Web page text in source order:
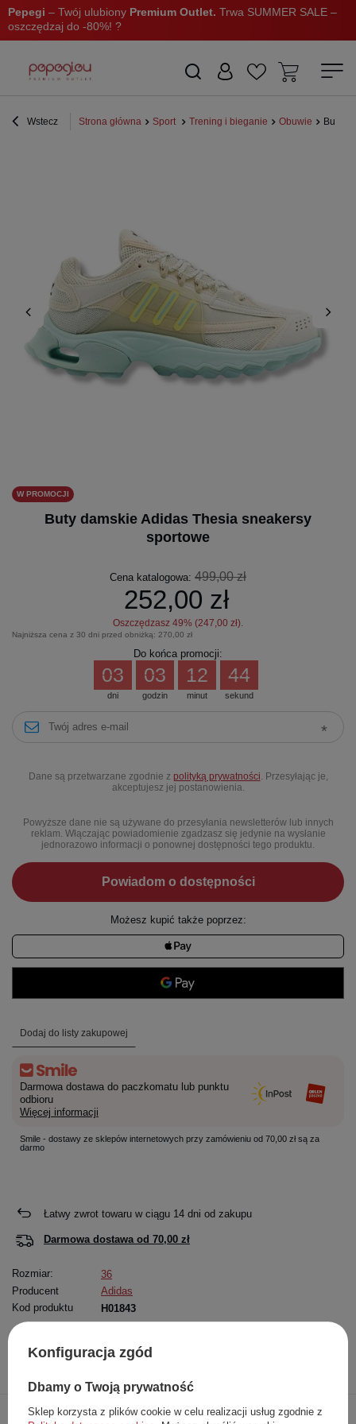
Pepegi – Twój ulubiony Premium Outlet. Trwa SUMMER SALE –
oszczędzaj do -80%! ?
Wstecz Strona główna Sport Trening i bieganie Obuwie Buty
W PROMOCJI
Buty damskie Adidas Thesia sneakersy
sportowe
Cena katalogowa: 499,00 zł
252,00 zł
Oszczędzasz 49% (247,00 zł).
Najniższa cena z 30 dni przed obniżką: 270,00 zł
Do końca promocji:
dni
03
godzin
03
minut
12
sekund
44
Dane są przetwarzane zgodnie z polityką prywatności . Przesyłając je,
akceptujesz jej postanowienia.
Powyższe dane nie są używane do przesyłania newsletterów lub innych
reklam. Włączając powiadomienie zgadzasz się jedynie na wysłanie
jednorazowo informacji o ponownej dostępności tego produktu.
Powiadom o dostępności
Możesz kupić także poprzez:
Dodaj do listy zakupowej
Darmowa dostawa do paczkomatu lub punktu
odbioru
Więcej informacji
Smile - dostawy ze sklepów internetowych przy zamówieniu od 70,00 zł są za
darmo
Łatwy zwrot towaru w ciągu 14 dni od zakupu
Darmowa dostawa od 70,00 zł
Rozmiar:
36
Producent
Adidas
Kod produktu
H01843
Dokładne
Konfiguracja zgód
Dbamy o Twoją prywatność
Sklep korzysta z plików cookie w celu realizacji usług zgodnie z